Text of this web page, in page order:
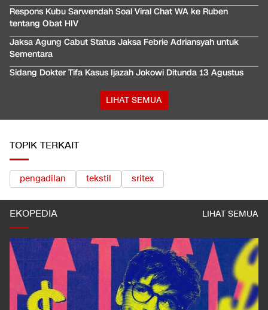
Respons Kubu Sarwendah Soal Viral Chat WA ke Ruben
tentang Obat HIV
Jaksa Agung Cabut Status Jaksa Febrie Adriansyah untuk
Sementara
Sidang Dokter Tifa Kasus Ijazah Jokowi Ditunda 13 Agustus
LIHAT SEMUA
TOPIK TERKAIT
pengadilan tekstil sritex
EKOPEDIA LIHAT SEMUA